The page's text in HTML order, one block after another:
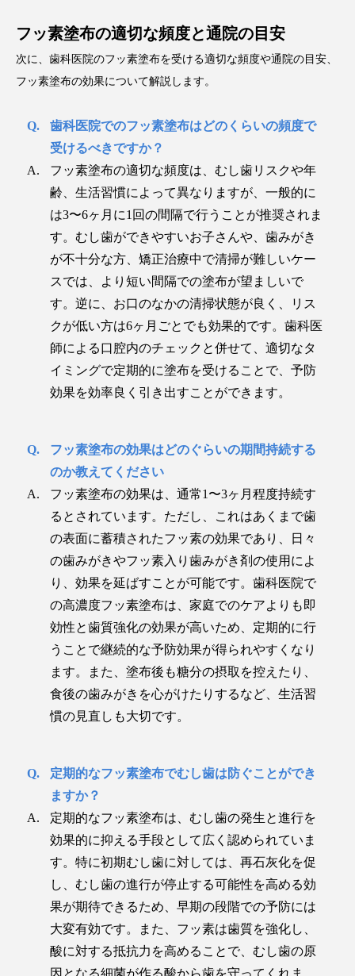
フッ素塗布の適切な頻度と通院の目安
次に、歯科医院のフッ素塗布を受ける適切な頻度や通院の目安、
フッ素塗布の効果について解説します。
歯科医院でのフッ素塗布はどのくらいの頻度で
受けるべきですか？
フッ素塗布の適切な頻度は、むし歯リスクや年
齢、生活習慣によって異なりますが、一般的に
は3〜6ヶ月に1回の間隔で行うことが推奨されま
す。むし歯ができやすいお子さんや、歯みがき
が不十分な方、矯正治療中で清掃が難しいケー
スでは、より短い間隔での塗布が望ましいで
す。逆に、お口のなかの清掃状態が良く、リス
クが低い方は6ヶ月ごとでも効果的です。歯科医
師による口腔内のチェックと併せて、適切なタ
イミングで定期的に塗布を受けることで、予防
効果を効率良く引き出すことができます。
フッ素塗布の効果はどのぐらいの期間持続する
のか教えてください
フッ素塗布の効果は、通常1〜3ヶ月程度持続す
るとされています。ただし、これはあくまで歯
の表面に蓄積されたフッ素の効果であり、日々
の歯みがきやフッ素入り歯みがき剤の使用によ
り、効果を延ばすことが可能です。歯科医院で
の高濃度フッ素塗布は、家庭でのケアよりも即
効性と歯質強化の効果が高いため、定期的に行
うことで継続的な予防効果が得られやすくなり
ます。また、塗布後も糖分の摂取を控えたり、
食後の歯みがきを心がけたりするなど、生活習
慣の見直しも大切です。
定期的なフッ素塗布でむし歯は防ぐことができ
ますか？
定期的なフッ素塗布は、むし歯の発生と進行を
効果的に抑える手段として広く認められていま
す。特に初期むし歯に対しては、再石灰化を促
し、むし歯の進行が停止する可能性を高める効
果が期待できるため、早期の段階での予防には
大変有効です。また、フッ素は歯質を強化し、
酸に対する抵抗力を高めることで、むし歯の原